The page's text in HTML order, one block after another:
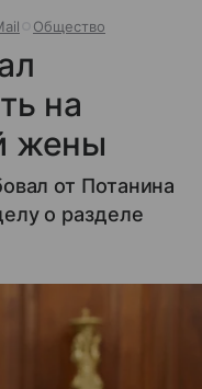
Общество
на
жены
от Потанина
о разделе